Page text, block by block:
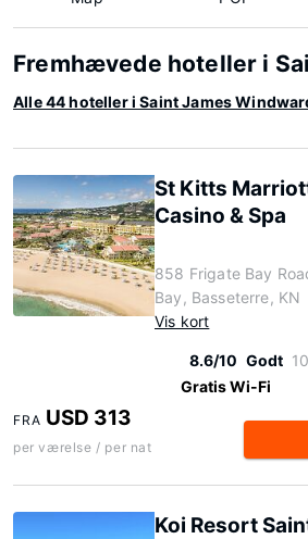
Fremhævede hoteller i
Alle 44 hoteller i Saint James
St Kitts
Casino & Spa
858 Frigate Bay
Bay, Basseterre, KN
Vis kort
8.6/10 Godt
Gratis Wi-Fi
FRA USD 313
per værelse / per nat
Koi Resort